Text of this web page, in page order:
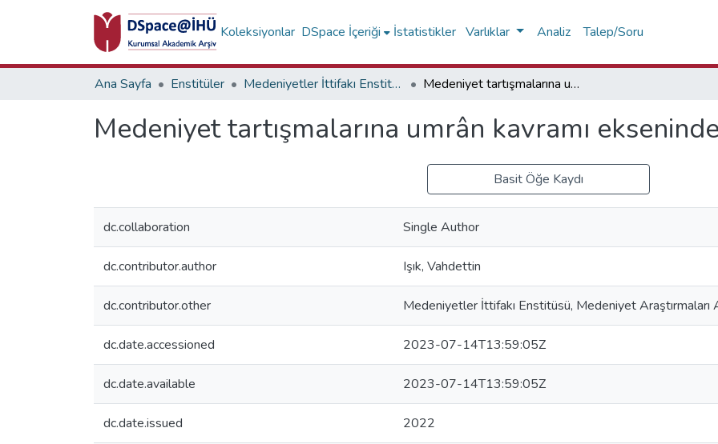
Koleksiyonlar DSpace İçeriği İstatistikler Varlıklar Analiz Talep/Soru
Ana Sayfa Enstitüler Medeniyetler İttifakı Enstitüsü Diğer Yayınlar Koleksiyonu Medeniyet tartışmalarına umrân kavramı ekseninden bakmak
Medeniyet tartışmalarına umrân kavramı
Basit Öğe Kaydı
dc.collaboration Single Author
dc.contributor.author Işık, Vahdettin
dc.contributor.other Medeniyetler İttifakı Enstitüsü, Medeniyet Araştırmaları
dc.date.accessioned 2023-07-14T13:59:05Z
dc.date.available 2023-07-14T13:59:05Z
dc.date.issued 2022